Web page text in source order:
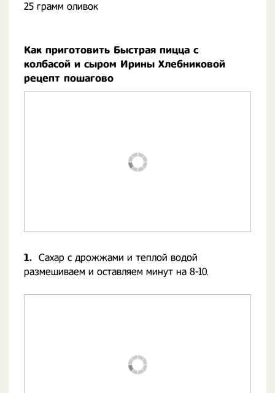
25 грамм оливок
Как приготовить Быстрая пицца с
колбасой и сыром Ирины Хлебниковой
рецепт пошагово
1. Сахар с дрожжами и теплой водой
размешиваем и оставляем минут на 8-10.